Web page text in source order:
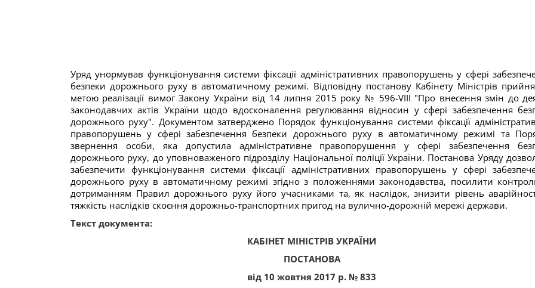
Уряд унормував функціонування системи фіксації адміністративних правопорушень у сфері
безпеки дорожнього руху в автоматичному режимі. Відповідну постанову Кабінету Міністрів
метою реалізації вимог Закону України від 14 липня 2015 року № 596-VIII "Про внесення змін до
законодавчих актів України щодо вдосконалення регулювання відносин у сфері забезпечення
дорожнього руху". Документом затверджено Порядок функціонування системи фіксації
правопорушень у сфері забезпечення безпеки дорожнього руху в автоматичному режимі та
звернення особи, яка допустила адміністративне правопорушення у сфері забезпечення
дорожнього руху, до уповноваженого підрозділу Національної поліції України. Постанова Уряду
забезпечити функціонування системи фіксації адміністративних правопорушень у сфері
дорожнього руху в автоматичному режимі згідно з положеннями законодавства, посилити
дотриманням Правил дорожнього руху його учасниками та, як наслідок, знизити рівень
тяжкість наслідків скоєння дорожньо-транспортних пригод на вулично-дорожній мережі держави.
Текст документа:
КАБІНЕТ МІНІСТРІВ УКРАЇНИ
ПОСТАНОВА
від 10 жовтня 2017 р. № 833